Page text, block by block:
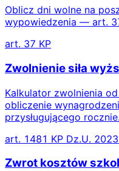
Oblicz dni wolne na
wypowiedzenia — art.
art. 37 KP
Zwolnienie siła
Kalkulator zwolnienia
obliczenie
przysługującego rocznie.
art. 1481 KP Dz.U.
Zwrot kosztów